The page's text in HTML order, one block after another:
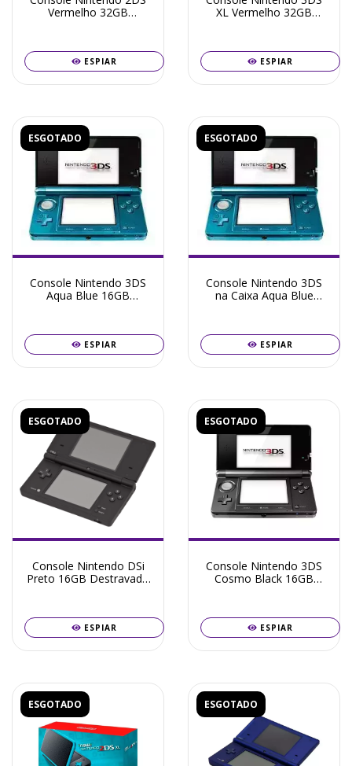
Vermelho 32GB
ESPIAR
XL Vermelho 32GB
ESPIAR
ESGOTADO
Console Nintendo 3DS
Aqua Blue 16GB
ESPIAR
ESGOTADO
Console Nintendo 3DS
na Caixa Aqua Blue
ZG!
ESPIAR
ESGOTADO
Console Nintendo DSi
Preto 16GB Destravado
ESPIAR
ESGOTADO
Console Nintendo 3DS
Cosmo Black 16GB
ESPIAR
ESGOTADO ESGOTADO